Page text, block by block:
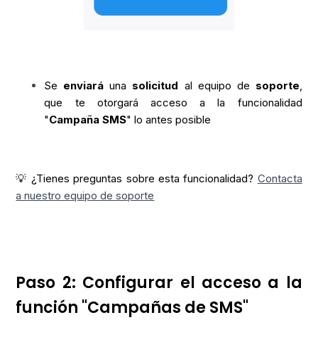
Se enviará una solicitud al equipo de soporte
que te otorgará acceso a la funcionalidad
"Campaña SMS" lo antes posible
💡 ¿Tienes preguntas sobre esta funcionalidad? Contacta
a nuestro equipo de soporte
Paso 2: Configurar el acceso a la
función "Campañas de SMS"